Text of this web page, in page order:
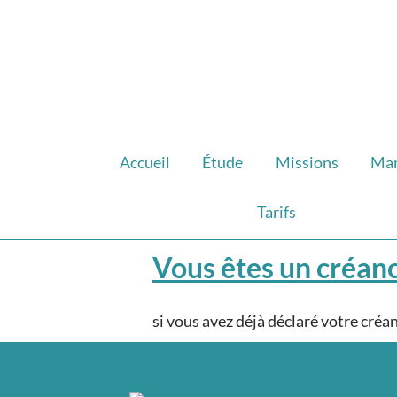
Accueil Étude Missions
Tarifs
Vous êtes un
si vous avez déjà déclaré votre